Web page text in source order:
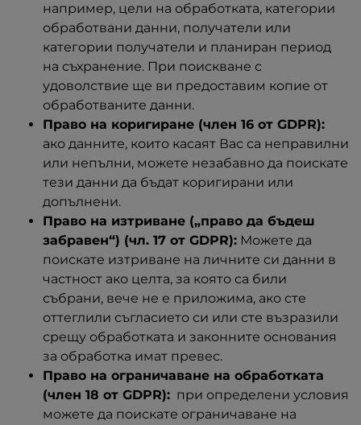
например, цели на обработката, категории
обработвани данни, получатели или
категории получатели и планиран период
на съхранение. При поискване с
удоволствие ще ви предоставим копие от
обработваните данни.
Право на коригиране (член 16 от GDPR):
ако данните, които касаят Вас са неправилни
или непълни, можете незабавно да поискате
тези данни да бъдат коригирани или
допълнени.
Право на изтриване („право да бъдеш
забравен“) (чл. 17 от GDPR): Можете да
поискате изтриване на личните си данни в
частност ако целта, за която са били
събрани, вече не е приложима, ако сте
оттеглили съгласието си или сте възразили
срещу обработката и законните основания
за обработка имат превес.
Право на ограничаване на обработката
(член 18 от GDPR): при определени условия
можете да поискате ограничаване на